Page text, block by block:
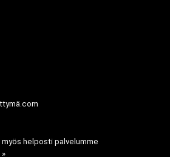
helposti palvelumme